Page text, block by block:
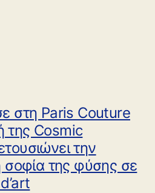
στη Paris Couture
της Cosmic
την
σοφία της φύσης σε